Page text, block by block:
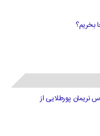
نریمان پورطلایی از